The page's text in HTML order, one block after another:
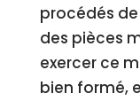
procédés
des pièces
exercer ce
bien formé,